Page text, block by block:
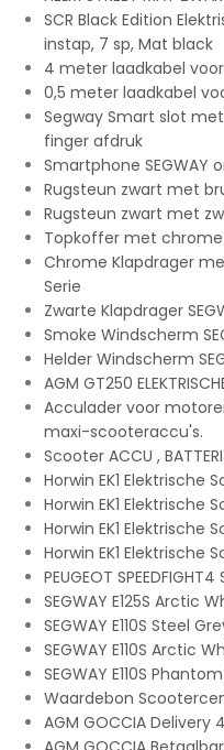
SCR Black Edition
instap, 7 sp, Mat black
4 meter laadkabel
0,5 meter laadkabel
Segway Smart slot
finger afdruk
Smartphone SEGWAY
Rugsteun zwart met
Rugsteun zwart met
Topkoffer met chrome
Chrome Klapdrager
Serie
Zwarte Klapdrager
Smoke Windscherm
Helder Windscherm
AGM GT250
Acculader voor
maxi-scooteraccu's.
Scooter ACCU ,
Horwin EK1 Elektrische
Horwin EK1 Elektrische
Horwin EK1 Elektrische
Horwin EK1 Elektrische
PEUGEOT
SEGWAY E125S Arctic
SEGWAY E110S Steel
SEGWAY E110S Arctic
SEGWAY E110S
Waardebon
AGM GOCCIA Delivery